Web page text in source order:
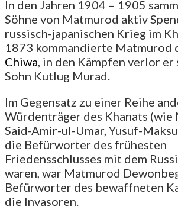
In den Jahren 1904 – 1905
Söhne von Matmurod aktiv
russisch-japanischen Krieg im
1873 kommandierte Matmurod
Chiwa , in den Kämpfen verlor
Sohn Kutlug Murad.
Im Gegensatz zu einer Reihe
Würdenträger des Khanats (wie
Said-Amir-ul-Umar, Yusuf-
die Befürworter des frühesten
Friedensschlusses mit dem
waren, war Matmurod
Befürworter des bewaffneten
die Invasoren.